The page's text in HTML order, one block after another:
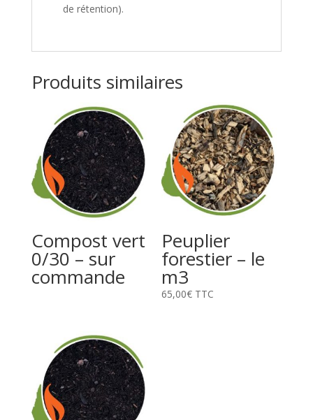
de rétention).
Produits similaires
Compost vert
0/30 – sur
commande
Peuplier
forestier – le
m3
65,00€ TTC